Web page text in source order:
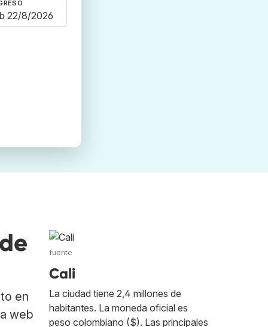
en
web
fuente
Cali
La ciudad tiene 2,4 millones de
habitantes. La moneda oficial es
peso colombiano ($). Las principales